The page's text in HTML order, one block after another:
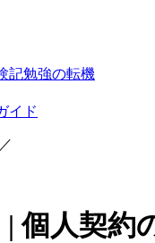
記勉強の転機
イド
| 個人契約